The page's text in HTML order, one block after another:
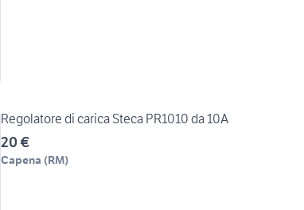
Regolatore di carica Steca PR1010 da 10A
20 €
Capena (RM)